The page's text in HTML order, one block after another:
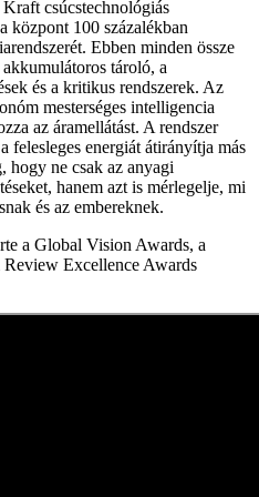
csúcstechnológiás
központ 100 százalékban
Ebben minden össze
tároló, a
és a kritikus rendszerek. Az
mesterséges intelligencia
az áramellátást. A rendszer
felesleges energiát átirányítja más
hogy ne csak az anyagi
hanem azt is mérlegelje, mi
és az embereknek.
a Global Vision Awards, a
Excellence Awards